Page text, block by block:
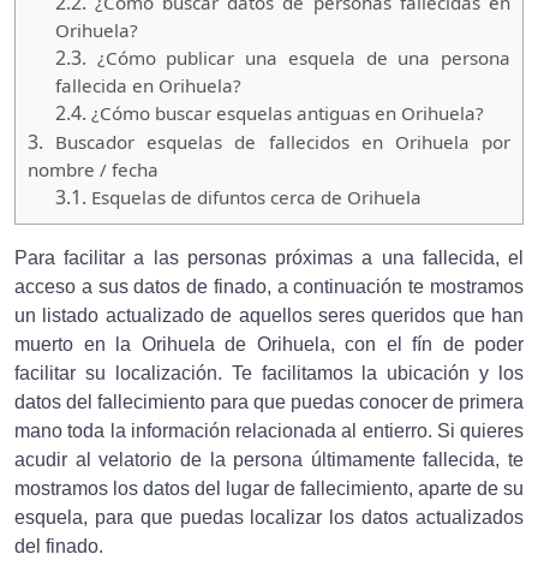
Orihuela?
2.3. ¿Cómo publicar una esquela de una persona
fallecida en Orihuela?
2.4. ¿Cómo buscar esquelas antiguas en Orihuela?
3. Buscador esquelas de fallecidos en Orihuela por
nombre / fecha
3.1. Esquelas de difuntos cerca de Orihuela
Para facilitar a las personas próximas a una fallecida, el
acceso a sus datos de finado, a continuación te mostramos
un listado actualizado de aquellos seres queridos que han
muerto en la Orihuela de Orihuela, con el fín de poder
facilitar su localización. Te facilitamos la ubicación y los
datos del fallecimiento para que puedas conocer de primera
mano toda la información relacionada al entierro. Si quieres
acudir al velatorio de la persona últimamente fallecida, te
mostramos los datos del lugar de fallecimiento, aparte de su
esquela, para que puedas localizar los datos actualizados
del finado.